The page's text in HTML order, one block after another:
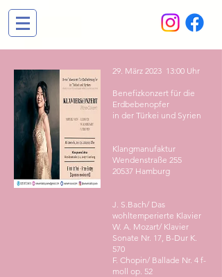
29. März 2023 13:00 Uhr
Benefizkonzert für die
Erdbebenopfer
in der Türkei und Syrien
Klangmanufaktur
Wendenstraße 255
20537 Hamburg
J. S.Bach/ Das
wohltemperierte Klavier
W. A. Mozart/ Klavier
Sonate Nr. 17, B-Dur K.
570
F. Chopin/ Ballade Nr. 4 f-
moll op. 52